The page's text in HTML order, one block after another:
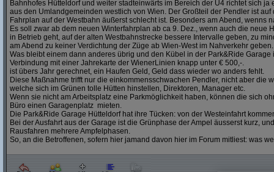
Bahnhofes Hütteldorf und weiter stadteinwärts im Bereich der U4 richtet sich
aus den Umlandgemeinden westlich von Wien. Der Großteil der Pendler ist
Fahrplan auf der Westbahn äußerst schlecht ist. Besonders am Abend, wenns
Es soll zwar ab dem neuen Winterfahrplan ab ca 9. Dez., wenn auch die neue
in Betrieb geht, auf der alten Westbahnstrecke bessere Intervalle geben, zu
am Abend zu keiner Verdichtung der Züge ab Wien-West im Nahverkehr geben.
Was bleibt einem dann anderes übrig und den Kübel in der Park&Ride Garage
Verbindung mit einer Jahrekarte der WienerLinien knapp unter € 500,-.
ist übers Jahr gerechnet, ein Haufen Geld, Geld dass wieder wo anders fehlt.
Diese Maßnahme trifft nur die einkommensschwachen Pendler, nicht aber die
welche sich im Grünen tolle Hütten hinstellen, Direktoren, Manager etc.
Wenn sie nicht am Arbeitsplatz eine Parkmöglichkeit haben, können die sich
Büro einen Garagenplatz mieten.
Die Park&Ride Garage Hütteldorf hat ihre Tücken: von der Westeinfahrt
Bei der Ausfahrt aus der Garage ist die Grünphase der Ampel äusserst kurz,
Rausfahren mehrere Ampfelphasen.
So, an die Betroffenen, sofern hier jamand davon hier im Forum mitliest: was